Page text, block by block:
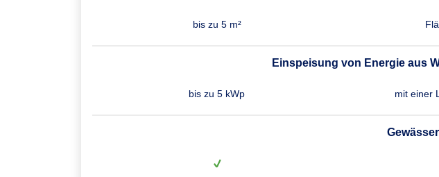
bis zu 5 m²
Einspeisung von Energie aus
bis zu 5 kWp mit einer